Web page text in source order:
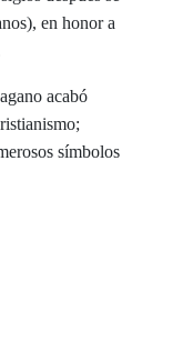
en honor a
acabó
símbolos